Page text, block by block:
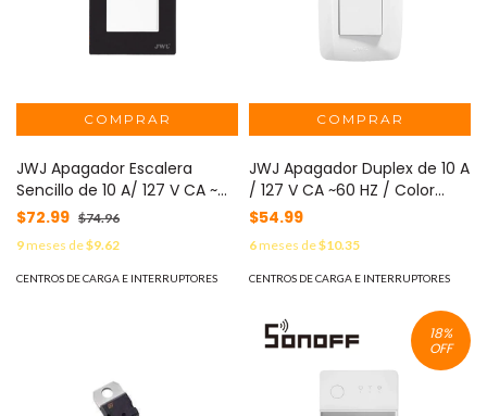
JWJ Apagador Escalera
Sencillo de 10 A/ 127 V CA ~
60 Hz / Placa Negra. MOD:
JTL-F7602
$72.99 $74.96
9meses de$9.62
CENTROS DE CARGA E INTERRUPTORES
JWJ Apagador Duplex de 10 A
/ 127 V CA ~60 HZ / Color
Blanco. MOD: JTL-B72-05
$54.99
6meses de$10.35
CENTROS DE CARGA E INTERRUPTORES
18%
OFF